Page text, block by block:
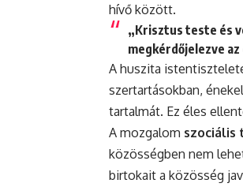
hívő között.
„Krisztus teste és
megkérdőjelezve
A huszita
szertartásokban,
tartalmát. Ez éles
A mozgalom szociális
közösségben nem
birtokait a közösség